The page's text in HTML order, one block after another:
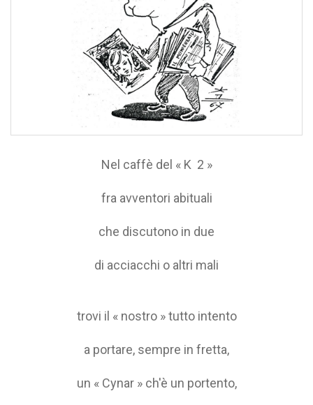
Nel caffè del « K 2 »
fra avventori abituali
che discutono in due
di acciacchi o altri mali
trovi il « nostro » tutto intento
a portare, sempre in fretta,
un « Cynar » ch'è un portento,